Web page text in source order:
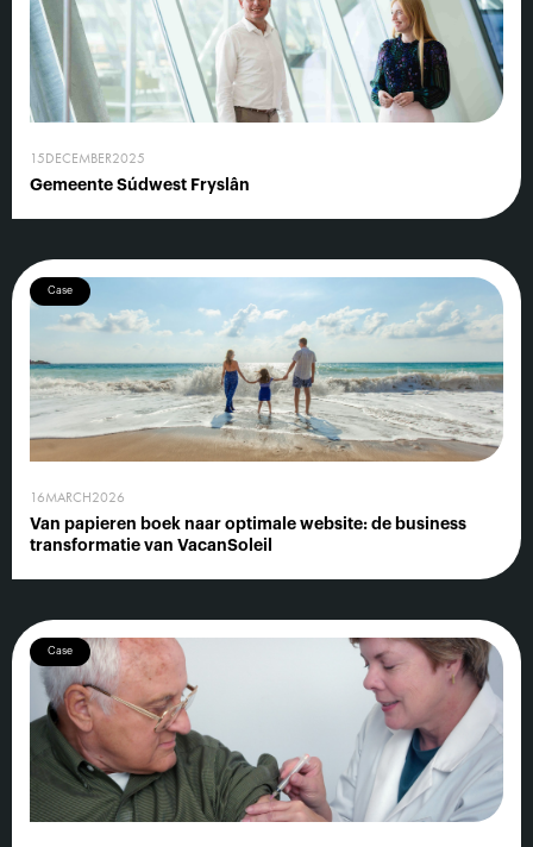
15DECEMBER2025
Gemeente Súdwest Fryslân
Case
16MARCH2026
Van papieren boek naar optimale website: de business
transformatie van VacanSoleil
Case